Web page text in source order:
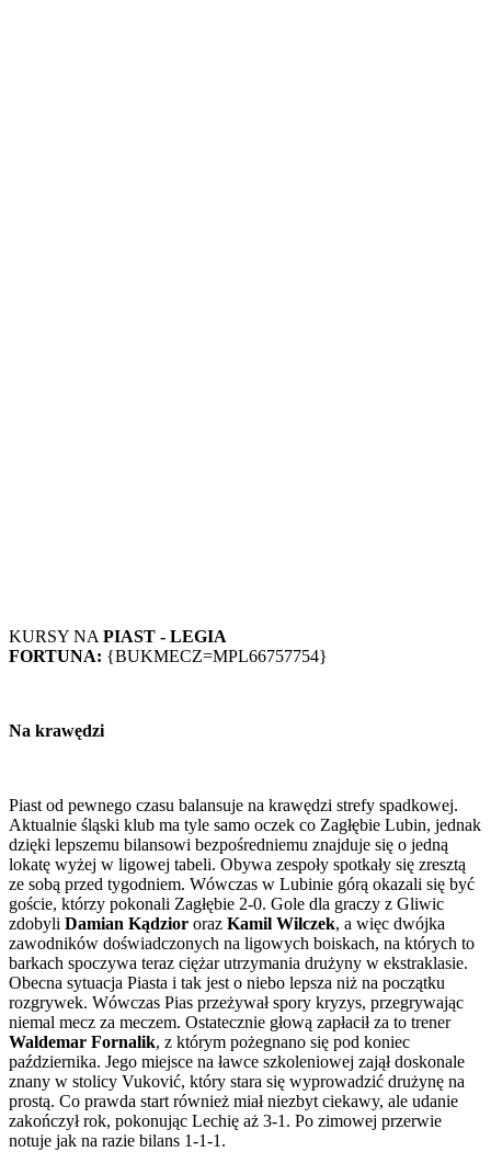
KURSY NA PIAST - LEGIA
FORTUNA: {BUKMECZ=MPL66757754}
Na krawędzi
Piast od pewnego czasu balansuje na krawędzi strefy spadkowej.
Aktualnie śląski klub ma tyle samo oczek co Zagłębie Lubin, jednak
dzięki lepszemu bilansowi bezpośredniemu znajduje się o jedną
lokatę wyżej w ligowej tabeli. Obywa zespoły spotkały się zresztą
ze sobą przed tygodniem. Wówczas w Lubinie górą okazali się być
goście, którzy pokonali Zagłębie 2-0. Gole dla graczy z Gliwic
zdobyli Damian Kądzior oraz Kamil Wilczek, a więc dwójka
zawodników doświadczonych na ligowych boiskach, na których to
barkach spoczywa teraz ciężar utrzymania drużyny w ekstraklasie.
Obecna sytuacja Piasta i tak jest o niebo lepsza niż na początku
rozgrywek. Wówczas Pias przeżywał spory kryzys, przegrywając
niemal mecz za meczem. Ostatecznie głową zapłacił za to trener
Waldemar Fornalik, z którym pożegnano się pod koniec
października. Jego miejsce na ławce szkoleniowej zajął doskonale
znany w stolicy Vuković, który stara się wyprowadzić drużynę na
prostą. Co prawda start również miał niezbyt ciekawy, ale udanie
zakończył rok, pokonując Lechię aż 3-1. Po zimowej przerwie
notuje jak na razie bilans 1-1-1.